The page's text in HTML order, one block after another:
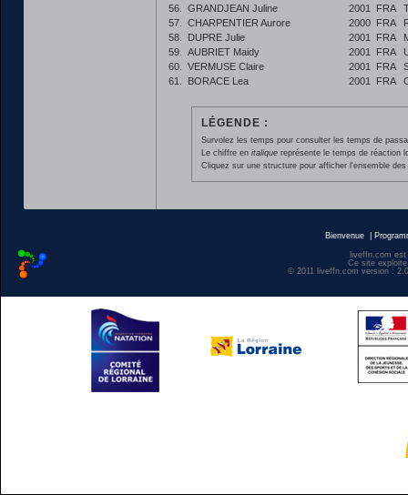
56.
GRANDJEAN Juline 2001 FRA
57.
CHARPENTIER Aurore 2000 FRA
58.
DUPRE Julie 2001 FRA
59.
AUBRIET Maidy 2001 FRA
60.
VERMUSE Claire 2001 FRA
61.
BORACE Lea 2001 FRA
LÉGENDE :
Survolez les temps pour consulter les temps de
Le chiffre en italiquereprésente le temps de réaction
Cliquez sur une structure pour afficher l'ensemble
Bienvenue
liveffn.com
Ce site
© 2011 liveffn.com version :